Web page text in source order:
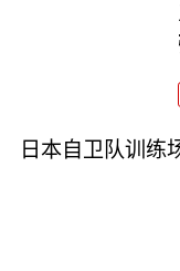
日本自卫队训练